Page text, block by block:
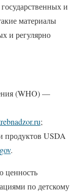
и
материалы
и регулярно
(WHO) —
;
продуктов USDA
.
ценность
по детскому